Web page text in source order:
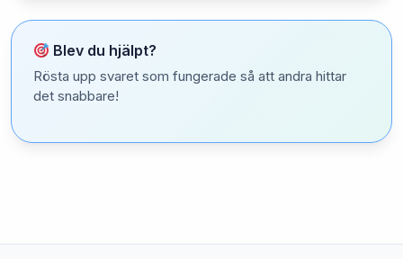
Blev du hjälpt?
Rösta upp svaret som fungerade så att andra hittar
det snabbare!